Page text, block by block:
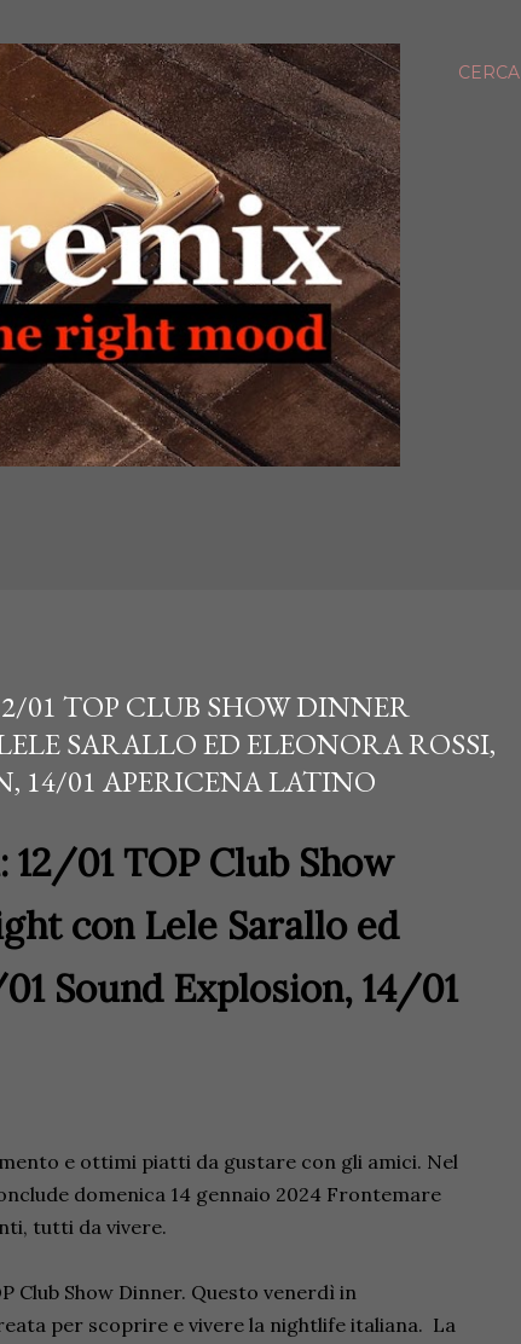
CERCA
01 TOP CLUB SHOW DINNER
SARALLO ED ELEONORA ROSSI,
14/01 APERICENA LATINO
01 TOP Club Show
con Lele Sarallo ed
Sound Explosion, 14/01
e ottimi piatti da gustare con gli amici. Nel
domenica 14 gennaio 2024 Frontemare
tutti da vivere.
Club Show Dinner. Questo venerdì in
per scoprire e vivere la nightlife italiana. La